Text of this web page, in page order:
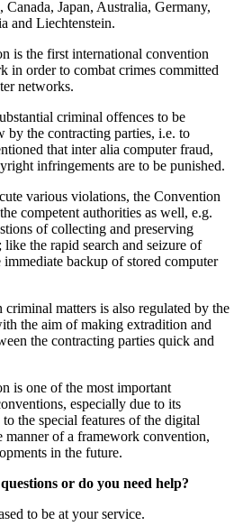
Japan, Australia, Germany,
and Liechtenstein.
is the first international convention
in order to combat crimes committed
networks.
criminal offences to be
by the contracting parties, i.e. to
that inter alia computer fraud,
infringements are to be punished.
various violations, the Convention
competent authorities as well, e.g.
of collecting and preserving
the rapid search and seizure of
backup of stored computer
matters is also regulated by the
the aim of making extradition and
the contracting parties quick and
is one of the most important
especially due to its
the special features of the digital
of a framework convention,
in the future.
or do you need help?
to be at your service.